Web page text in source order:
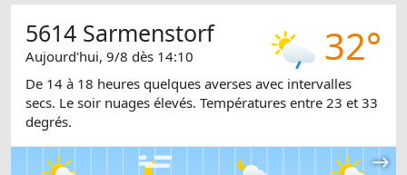
32°
5614 Sarmenstorf
Aujourd'hui, 9/8 dès 14:10
De 14 à 18 heures quelques averses avec intervalles
secs. Le soir nuages élevés. Températures entre 23 et 33
degrés.